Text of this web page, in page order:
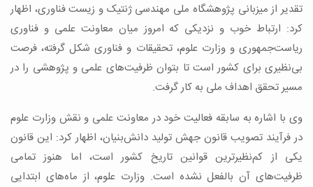
تقدیر از میزبانی پژوهشگاه ملی مهندسی ژنتیک و زیست فناوری، اظهار
کرد: ارتباط خوب و نزدیکی که امروز میان معاونت علمی و فناوری
ریاست‌جمهوری و وزارت علوم، تحقیقات و فناوری شکل گرفته، فرصت
بی‌نظیری برای کشور است تا بتوان ظرفیت‌های علمی و پژوهشی را در
مسیر تحقق اهداف ملی به کار گرفت.
وی با اشاره به سابقه فعالیت خود در معاونت علمی و نقش وزارت علوم
در فرآیند تصویب قانون جهش تولید دانش‌بنیان، اظهار کرد: این قانون
یکی از کم‌نظیرترین قوانین تاریخ کشور است، اما هنوز تمامی
ظرفیت‌های آن بالفعل نشده است. وزارت علوم، از ماه‌های ابتدایی